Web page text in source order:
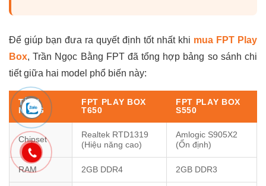
Để giúp bạn đưa ra quyết định tốt nhất khi mua FPT Play
Box, Trần Ngọc Bằng FPT đã tổng hợp bảng so sánh chi
tiết giữa hai model phổ biến này:
TÍNH
NĂNG
FPT PLAY BOX
T650
FPT PLAY BOX
S550
Chipset
Realtek RTD1319
(Hiệu năng cao)
Amlogic S905X2
(Ổn định)
RAM 2GB DDR4 2GB DDR3